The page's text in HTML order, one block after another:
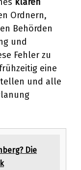
Ordnern,
Behörden
und
Fehler zu
eine
und alle
Die